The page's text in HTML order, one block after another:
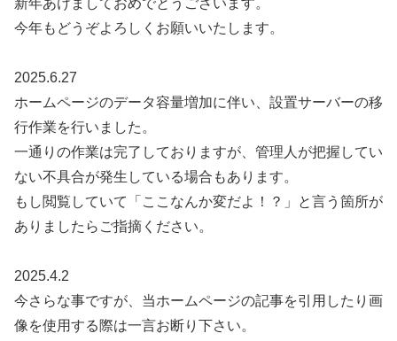
今年もどうぞよろしくお願いいたします。
2025.6.27
ホームページのデータ容量増加に伴い、設置サーバーの移
行作業を行いました。
一通りの作業は完了しておりますが、管理人が把握してい
ない不具合が発生している場合もあります。
もし閲覧していて「ここなんか変だよ！？」と言う箇所が
ありましたらご指摘ください。
2025.4.2
今さらな事ですが、当ホームページの記事を引用したり画
像を使用する際は一言お断り下さい。